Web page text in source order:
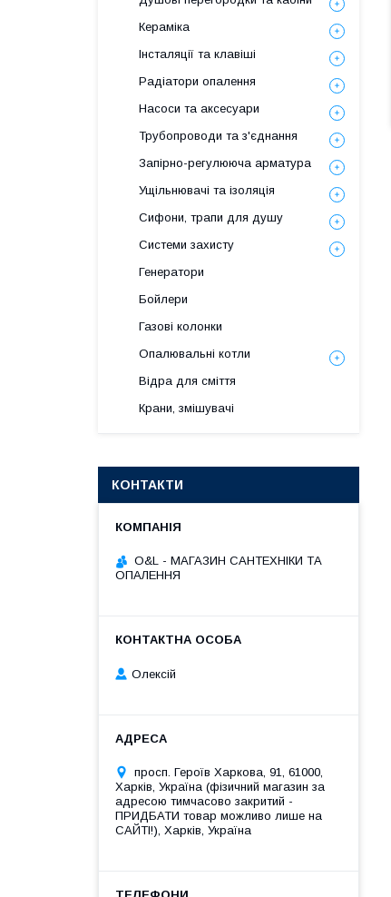
Кераміка
Інсталяції та клавіші
Радіатори опалення
Насоси та аксесуари
Трубопроводи та з'єднання
Запірно-регулююча арматура
Ущільнювачі та ізоляція
Сифони, трапи для душу
Системи захисту
Генератори
Бойлери
Газові колонки
Опалювальні котли
Відра для сміття
Крани, змішувачі
КОНТАКТИ
O&L - МАГАЗИН САНТЕХНІКИ ТА
ОПАЛЕННЯ
Олексій
просп. Героїв Харкова, 91, 61000,
Харків, Україна (фізичний магазин за
адресою тимчасово закритий -
ПРИДБАТИ товар можливо лише на
САЙТІ!), Харків, Україна